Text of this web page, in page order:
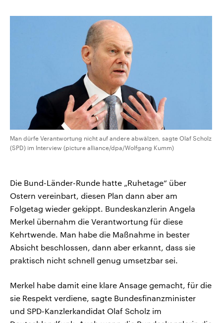
Man dürfe Verantwortung nicht auf andere abwälzen, sagte Olaf Scholz
(SPD) im Interview (picture alliance/dpa/Wolfgang Kumm)
Die Bund-Länder-Runde hatte „Ruhetage“ über
Ostern vereinbart, diesen Plan dann aber am
Folgetag wieder gekippt. Bundeskanzlerin Angela
Merkel übernahm die Verantwortung für diese
Kehrtwende. Man habe die Maßnahme in bester
Absicht beschlossen, dann aber erkannt, dass sie
praktisch nicht schnell genug umsetzbar sei.
Merkel habe damit eine klare Ansage gemacht, für die
sie Respekt verdiene, sagte Bundesfinanzminister
und SPD-Kanzlerkandidat Olaf Scholz im